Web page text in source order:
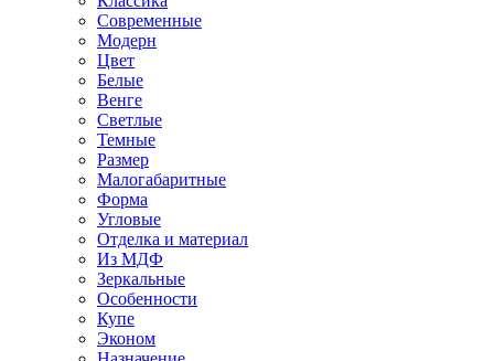
Современные
Модерн
Цвет
Белые
Венге
Светлые
Темные
Размер
Малогабаритные
Форма
Угловые
Отделка и материал
Из МДФ
Зеркальные
Особенности
Купе
Эконом